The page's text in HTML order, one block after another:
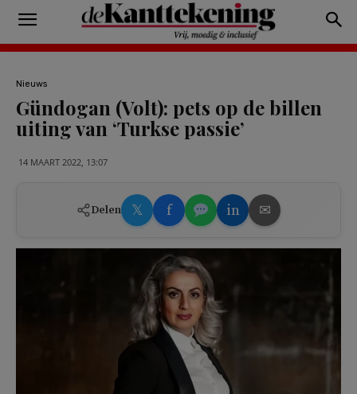
Nieuws
Gündogan (Volt): pets op de billen
uiting van ‘Turkse passie’
14 MAART 2022, 13:07
Delen 𝕏 f in ✉